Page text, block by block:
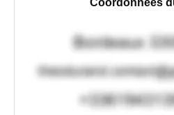
Coordonnées